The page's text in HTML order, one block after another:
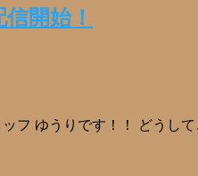
開始！
フ ゆうりです！！ どうし